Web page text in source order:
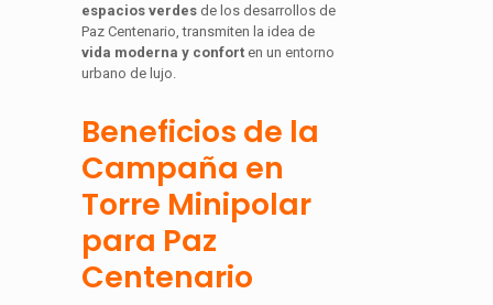
espacios verdes de los desarrollos de
Paz Centenario, transmiten la idea de
vida moderna y confort en un entorno
urbano de lujo.
Beneficios de la
Campaña en
Torre Minipolar
para Paz
Centenario